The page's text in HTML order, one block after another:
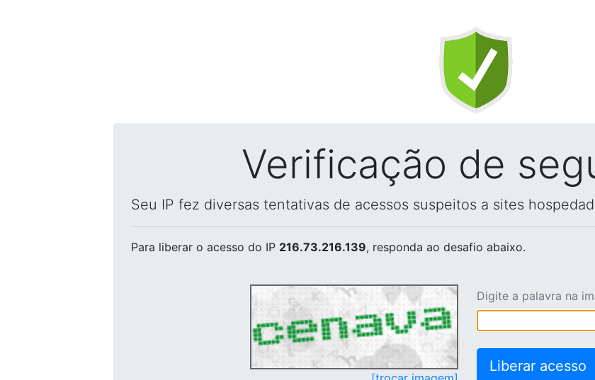
Verificação de
Seu IP fez diversas tentativas de acessos suspeitos a sites
Para liberar o acesso do IP 216.73.216.139, responda ao desafio abaixo.
Digite a palavra na